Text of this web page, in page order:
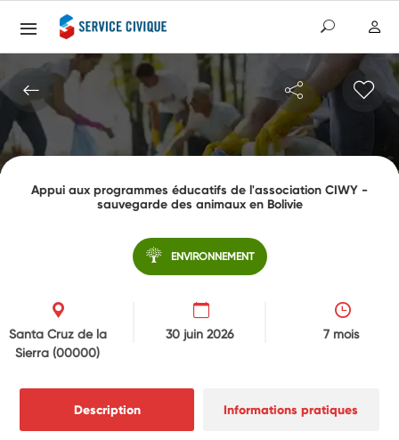
Appui aux programmes éducatifs de l'association CIWY -
sauvegarde des animaux en Bolivie
ENVIRONNEMENT
Santa Cruz de la
Sierra(00000)
30 juin 2026 7 mois
Description Informations pratiques